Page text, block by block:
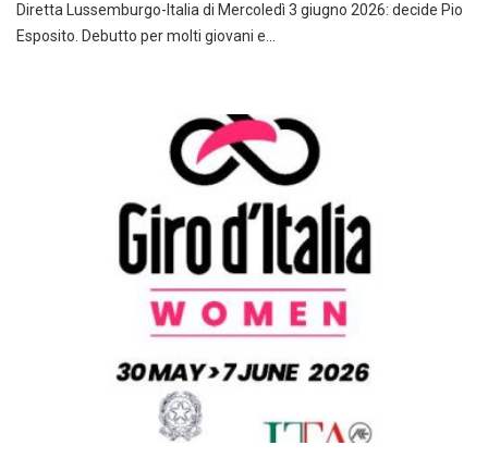
Diretta Lussemburgo-Italia di Mercoledì 3 giugno 2026: decide Pio
Esposito. Debutto per molti giovani e…